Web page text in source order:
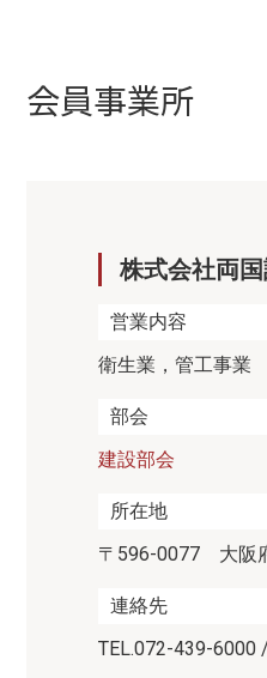
会員事業所
株式会社両
営業内容
衛生業，管工事業
部会
建設部会
所在地
〒596-0077 大阪
連絡先
TEL.072-439-6000